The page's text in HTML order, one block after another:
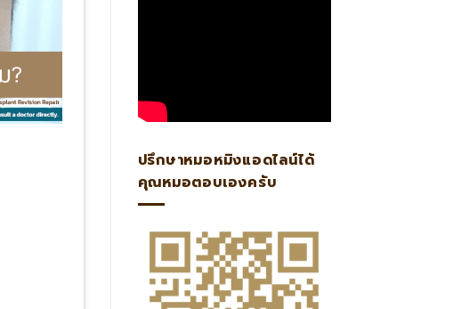
ปรึกษาหมอหมิงแอดไลน์ได้
คุณหมอตอบเองครับ